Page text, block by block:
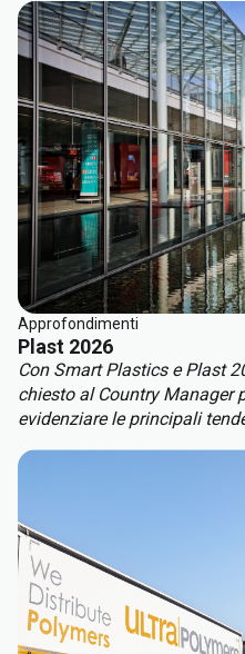
Approfondimenti
Plast 2026
Con Smart Plastics e Plast
chiesto al Country Manager
evidenziare le principali
di settore.